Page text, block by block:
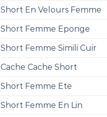
Short En Velours Femme
Short Femme Eponge
Short Femme Simili Cuir
Cache Cache Short
Short Femme Ete
Short Femme En Lin